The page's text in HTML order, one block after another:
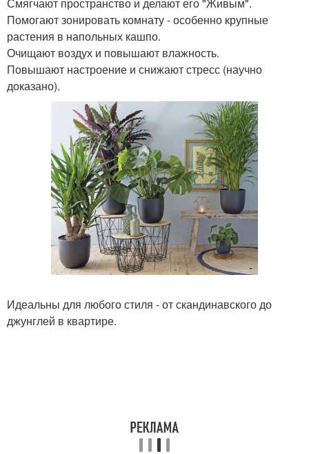
Помогают зонировать комнату - особенно крупные
растения в напольных кашпо.
Очищают воздух и повышают влажность.
Повышают настроение и снижают стресс (научно
доказано).
Идеальны для любого стиля - от скандинавского до
джунглей в квартире.